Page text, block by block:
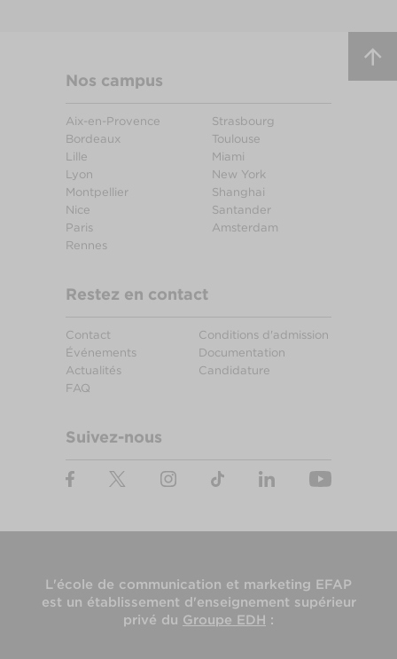
Nos campus
Aix-en-Provence
Bordeaux
Lille
Lyon
Montpellier
Nice
Paris
Rennes
Strasbourg
Toulouse
Miami
New York
Shanghai
Santander
Amsterdam
Restez en contact
Contact
Événements
Actualités
FAQ
Conditions d'admission
Documentation
Candidature
Suivez-nous
L'école de communication et marketing EFAP
est un établissement d'enseignement supérieur
privé du Groupe EDH :